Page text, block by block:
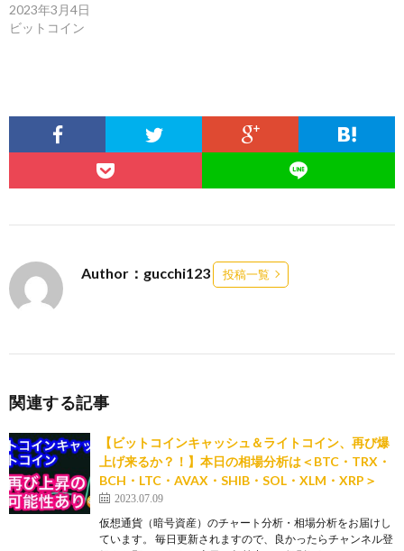
2023年3月4日
ビットコイン
Author：gucchi123 投稿一覧
関連する記事
【ビットコインキャッシュ＆ライトコイン、再び爆
上げ来るか？！】本日の相場分析は＜BTC・TRX・
BCH・LTC・AVAX・SHIB・SOL・XLM・XRP＞
2023.07.09
仮想通貨（暗号資産）のチャート分析・相場分析をお届けし
ています。 毎日更新されますので、良かったらチャンネル登